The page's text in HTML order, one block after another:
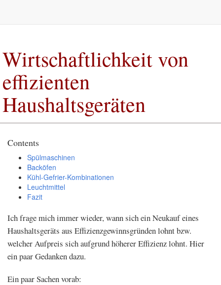
Wirtschaftlichkeit von
effizienten
Haushaltsgeräten
Contents
Spülmaschinen
Backöfen
Kühl-Gefrier-Kombinationen
Leuchtmittel
Fazit
Ich frage mich immer wieder, wann sich ein Neukauf eines
Haushaltsgeräts aus Effizienzgewinnsgründen lohnt bzw.
welcher Aufpreis sich aufgrund höherer Effizienz lohnt. Hier
ein paar Gedanken dazu.
Ein paar Sachen vorab: